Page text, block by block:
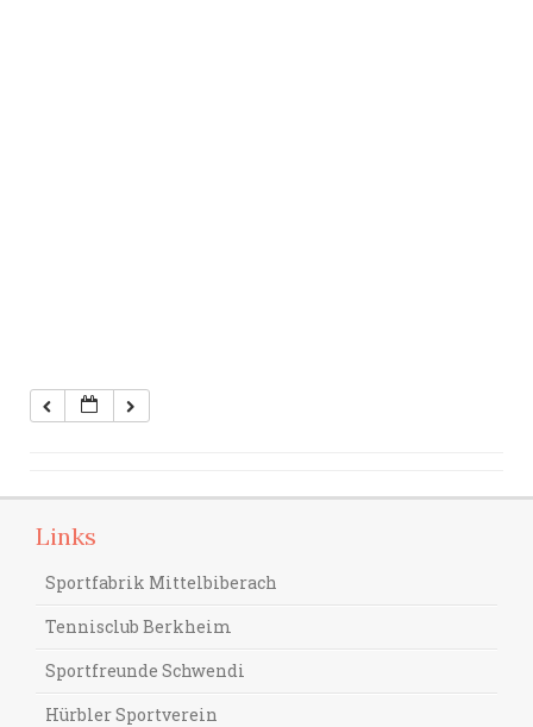
Links
Sportfabrik Mittelbiberach
Tennisclub Berkheim
Sportfreunde Schwendi
Hürbler Sportverein